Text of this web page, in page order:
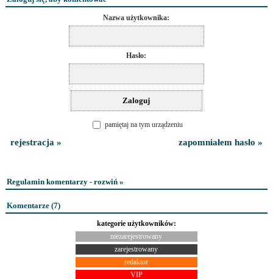
Nazwa użytkownika:
Hasło:
pamiętaj na tym urządzeniu
rejestracja » zapomniałem hasło »
Regulamin komentarzy - rozwiń »
Komentarze (7)
kategorie użytkowników:
niezarejestrowany
zarejestrowany
redaktor
VIP